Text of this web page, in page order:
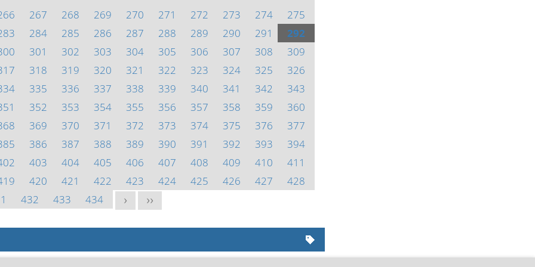
267 268 269 270 271 272 273 274
275
284 285 286 287 288 289 290 291
292
301 302 303 304 305 306 307 308
309
318 319 320 321 322 323 324 325
326
335 336 337 338 339 340 341 342
343
352 353 354 355 356 357 358 359
360
369 370 371 372 373 374 375 376
377
386 387 388 389 390 391 392 393
394
403 404 405 406 407 408 409 410
411
420 421 422 423 424 425 426 427
428
432 433 434 > >>